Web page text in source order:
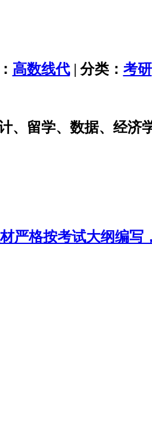
高数线代| 分类： 考研
、留学、数据、经
严格按考试大纲编